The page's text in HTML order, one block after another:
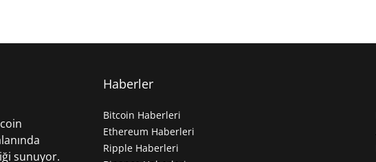
sunuyor.
Haberler
Bitcoin Haberleri
Ethereum Haberleri
Ripple Haberleri